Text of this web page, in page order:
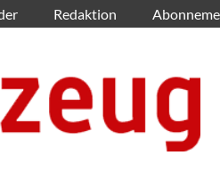
Redaktion